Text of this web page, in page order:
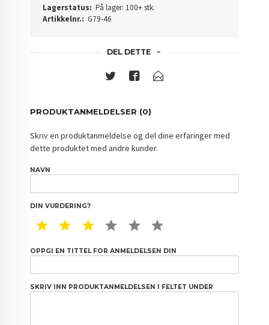
Lagerstatus: På lager: 100+ stk.
Artikkelnr.: G79-46
DEL DETTE
PRODUKTANMELDELSER (0)
Skriv en produktanmeldelse og del dine erfaringer med
dette produktet med andre kunder.
NAVN
DIN VURDERING?
1 STAR2 STAR3 STAR4 STAR5 STAR
OPPGI EN TITTEL FOR ANMELDELSEN DIN
SKRIV INN PRODUKTANMELDELSEN I FELTET UNDER